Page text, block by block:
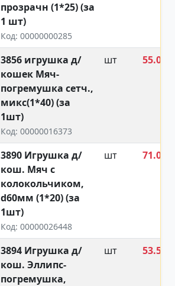
прозрачн (1*25) (за
1 шт)
Код: 00000000285
3856 игрушка д/
кошек Мяч-
погремушка сетч.,
микс(1*40) (за
1шт)
Код: 00000016373
шт
55.00
3890 Игрушка д/
кош. Мяч с
колокольчиком,
d60мм (1*20) (за
1шт)
Код: 00000026448
шт
71.00
3894 Игрушка д/
кош. Эллипс-
погремушка,
шт
53.50